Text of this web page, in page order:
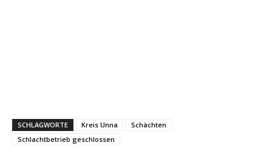
SCHLAGWORTE Kreis Unna
Schächten
Schlachtbetrieb geschlossen